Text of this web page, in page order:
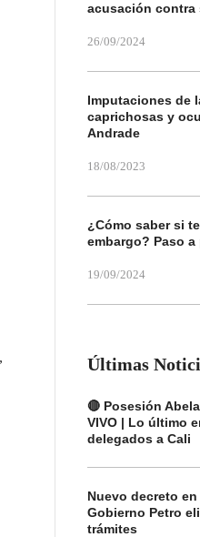
acusación contra
26/09/2024
Imputaciones de
caprichosas y
Andrade
18/08/2023
¿Cómo saber si
embargo? Paso
19/09/2024
Últimas
🔴 Posesión
VIVO | Lo último
delegados a Cali
Nuevo decreto
Gobierno Petro
trámites